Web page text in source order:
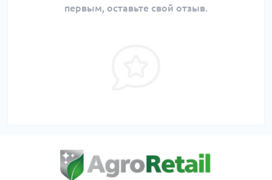
первым, оставьте свой отзыв.